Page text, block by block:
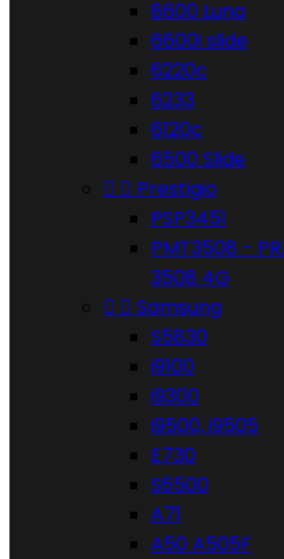
8600 Luna
6600i slide
6220c
6233
6120c
6500 Slide
  Prestigio
PSP3451
PMT3508 -
3508 4G
  Samsung
S5830
i9100
i9300
i9500, i9505
E730
S6500
A71
A50 A505F